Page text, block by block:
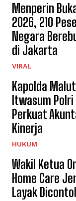
Menperin
2026, 210
Negara
di Jakarta
VIRAL
Kapolda
Itwasum
Perkuat
Kinerja
HUKUM
Wakil Ketua
Home Care
Layak